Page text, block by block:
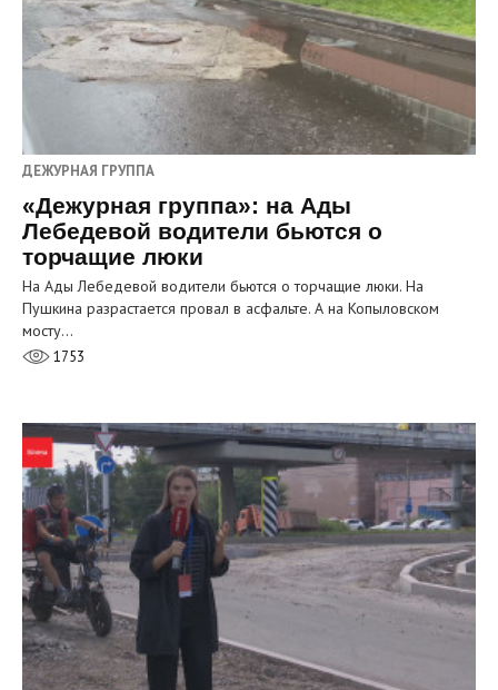
ДЕЖУРНАЯ ГРУППА
«Дежурная группа»: на Ады
Лебедевой водители бьются о
торчащие люки
На Ады Лебедевой водители бьются о торчащие люки. На
Пушкина разрастается провал в асфальте. А на Копыловском
мосту…
1753